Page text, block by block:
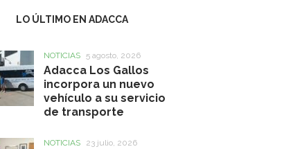
LO ÚLTIMO EN ADACCA
NOTICIAS 5 agosto, 2026
Adacca Los Gallos
incorpora un nuevo
vehículo a su servicio
de transporte
NOTICIAS 23 julio, 2026